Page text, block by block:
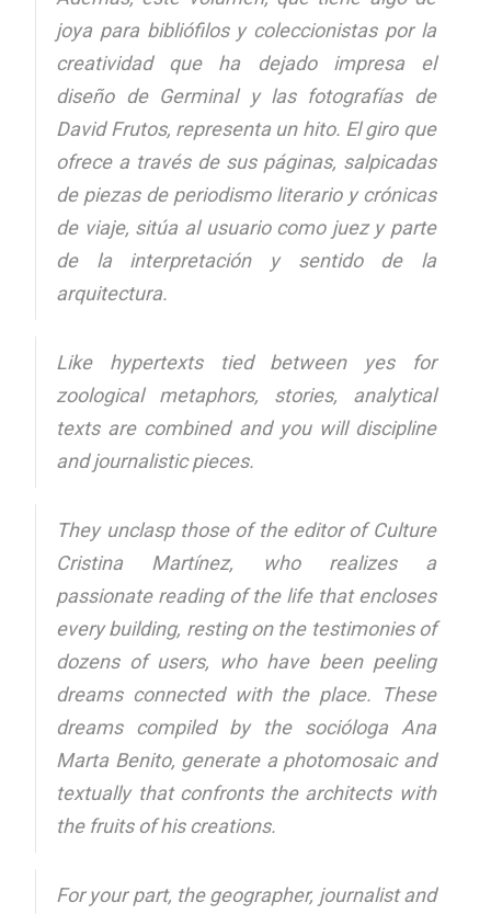
joya para bibliófilos y coleccionistas por la
creatividad que ha dejado impresa el
diseño de Germinal y las fotografías de
David Frutos, representa un hito. El giro que
ofrece a través de sus páginas, salpicadas
de piezas de periodismo literario y crónicas
de viaje, sitúa al usuario como juez y parte
de la interpretación y sentido de la
arquitectura.
Like hypertexts tied between yes for
zoological metaphors, stories, analytical
texts are combined and you will discipline
and journalistic pieces.
They unclasp those of the editor of Culture
Cristina Martínez, who realizes a
passionate reading of the life that encloses
every building, resting on the testimonies of
dozens of users, who have been peeling
dreams connected with the place. These
dreams compiled by the socióloga Ana
Marta Benito, generate a photomosaic and
textually that confronts the architects with
the fruits of his creations.
For your part, the geographer, journalist and